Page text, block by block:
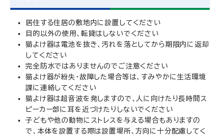
居住する住居の敷地内に設置してください
目的以外の使用、転貸はしないでください
猫よけ器は電池を抜き、汚れを落としてから期限内に返却
してください
完全防水ではありませんのでご注意ください
猫よけ器が紛失・故障した場合等は、すみやかに生活環境
課に連絡してください
猫よけ器は超音波を発しますので、人に向けたり長時間ス
ピーカー部に耳を近づけたりしないでください
子どもや他の動物にストレスを与える場合もありますの
で、本体を設置する際は設置場所、方向に十分配慮してく